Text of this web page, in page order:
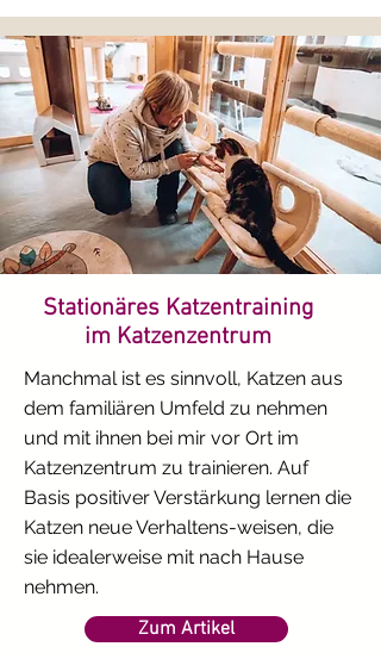
Stationäres Katzentraining
im Katzenzentrum
Manchmal ist es sinnvoll, Katzen aus
dem familiären Umfeld zu nehmen
und mit ihnen bei mir vor Ort im
Katzenzentrum zu trainieren. Auf
Basis positiver Verstärkung lernen die
Katzen neue Verhaltens-weisen, die
sie idealerweise mit nach Hause
nehmen.
Zum Artikel